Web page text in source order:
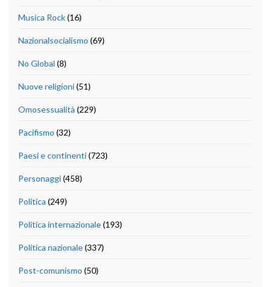
Musica Rock(16)
Nazionalsocialismo (69)
No Global (8)
Nuove religioni(51)
Omosessualità (229)
Pacifismo (32)
Paesi e continenti(723)
Personaggi(458)
Politica (249)
Politica internazionale(193)
Politica nazionale(337)
Post-comunismo (50)